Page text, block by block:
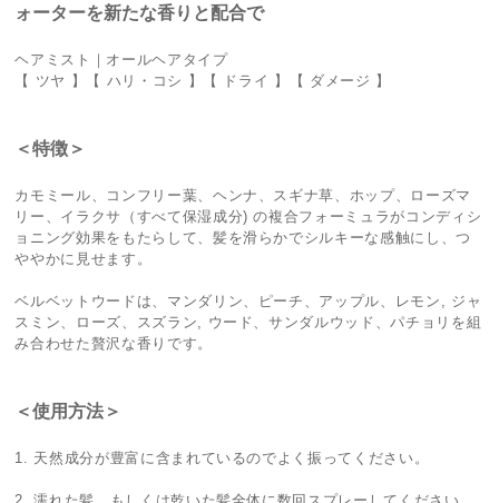
ォーターを新たな香りと配合で
ヘアミスト｜オールヘアタイプ
【 ツヤ 】【 ハリ・コシ 】【 ドライ 】【 ダメージ 】
＜特徴＞
カモミール、コンフリー葉、ヘンナ、スギナ草、ホップ、ローズマ
リー、イラクサ（すべて保湿成分) の複合フォーミュラがコンディシ
ョニング効果をもたらして、髪を滑らかでシルキーな感触にし、つ
ややかに見せます。
ベルベットウードは、マンダリン、ピーチ、アップル、レモン, ジャ
スミン、ローズ、スズラン, ウード、サンダルウッド、パチョリを組
み合わせた贅沢な香りです。
＜使用方法＞
1. 天然成分が豊富に含まれているのでよく振ってください。